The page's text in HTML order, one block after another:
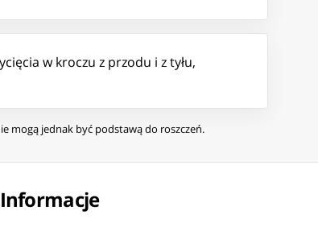
w kroczu z przodu i z tyłu,
mogą jednak być podstawą do roszczeń.
Informacje